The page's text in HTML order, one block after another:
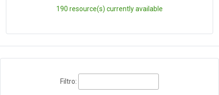
190 resource(s) currently available
Filtro: